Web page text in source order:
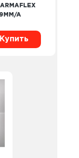
A
Купить